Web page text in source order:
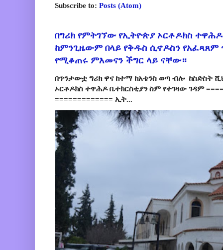
Subscribe to: Posts (Atom)
በግሪክ የምትገኘው የኢትዮጵያ ኦርቶዶክስ
ከምንጊዜውም በላይ የቅዱስ ሲኖዶስን የአፈጻጸም
የሚቆጠሩ ምእመናን ችግር ላይ ናቸው።
በጥንታውቷ ግሪክ ዋና ከተማ ከአቴንስ ወጣ ብሎ ከስድስት
ኦርቶዶክስ ተዋሕዶ ቤተክርስቲያን ስም የተገዛው ገዳም
============= ኢት...